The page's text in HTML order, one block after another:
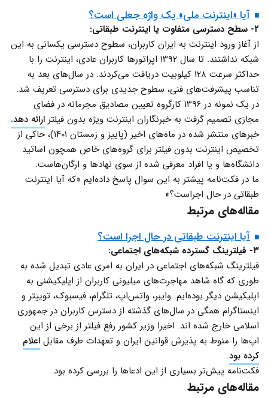
آیا «اینترنت ملی» یک واژه جعلی است؟
۲- سطح دسترسی متفاوت یا اینترنت طبقاتی:
از آغاز ورود اینترنت به ایران کاربران، سطوح دسترسی یکسانی به این
شبکه نداشتند. تا سال ۱۳۹۲ اپراتورها کاربران عادی، اینترنت را با
حداکثر سرعت ۱۲۸ کیلوبیت دریافت می‌کردند. در سال‌های بعد به
تناسب پیشرفت‌های فنی، سطوح جدیدی برای دسترسی تعریف شد.
در یک نمونه در ۱۳۹۶ کارگروه تعیین مصادیق مجرمانه در فضای
مجازی تصمیم گرفت به خبرنگاران اینترنت ویژه بدون فیلتر ارائه دهد.
خبرهای منتشر شده در ماه‌های اخیر (پاییز و زمستان ۱۴۰۱)، حاکی از
تخصیص اینترنت بدون فیلتر برای گروه‌های خاص همچون اساتید
دانشگاه‌ها و یا افراد معرفی شده از سوی نهادها و ارگان‌هاست.
ما در فکت‌نامه پیشتر به این سوال پاسخ داده‌ایم «که آیا اینترنت
طبقاتی در حال اجراست؟»
مقاله‌های مرتبط
آیا اینترنت طبقاتی در حال اجرا است؟
۳- فیلترینگ گسترده شبکه‌های اجتماعی:
فیلترینگ شبکه‌های اجتماعی در ایران به امری عادی تبدیل شده به
طوری که گاه شاهد مهاجرت‌های میلیونی کاربران از اپلیکیشنی به
اپلیکیشن دیگر بوده‌ایم. وایبر، واتس‌اپ، تلگرام، فیسبوک، توییتر و
اینستاگرام همگی در سال‌های گذشته از دسترس کاربران در جمهوری
اسلامی خارج شده اند. اخیرا وزیر کشور رفع فیلتر از برخی از این
اپ‌ها را منوط به پذیرش قوانین ایران و تعهدات طرف مقابل اعلام
کرده بود.
فکت‌نامه پیش‌تر بسیاری از این ادعاها را بررسی کرده بود.
مقاله‌های مرتبط